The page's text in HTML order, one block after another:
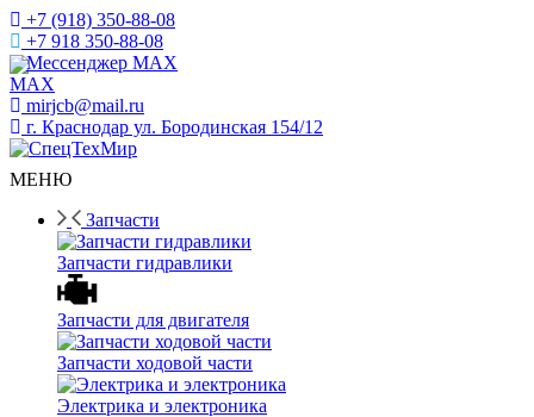
+7 (918) 350-88-08
+7 918 350-88-08
Мессенджер MAX
mirjcb@mail.ru
г. Краснодар ул. Бородинская 154/12
МЕНЮ
Запчасти
Запчасти гидравлики
Запчасти для двигателя
Запчасти ходовой части
Электрика и электроника